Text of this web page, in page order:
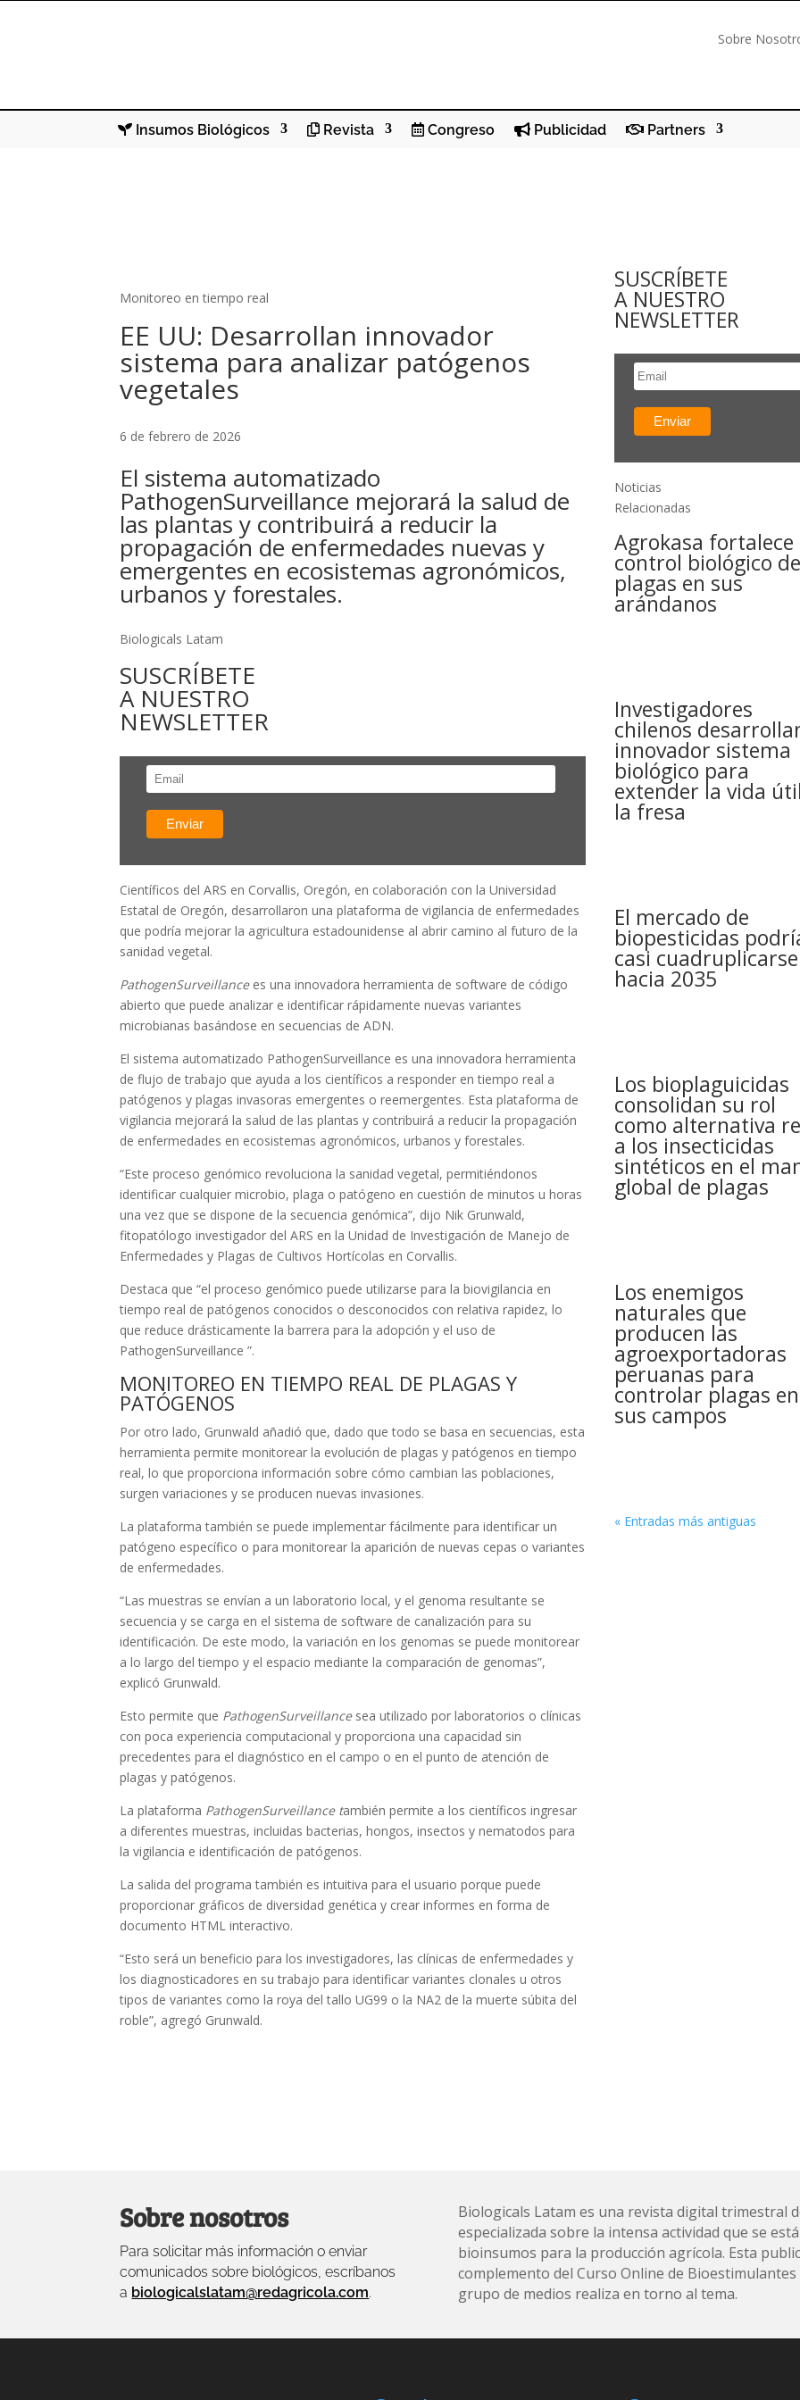
Sobre
Insumos Biológicos Revista Congreso Publicidad Partners
Monitoreo en tiempo real
EE UU: Desarrollan innovador
sistema para analizar patógenos
vegetales
6 de febrero de 2026
El sistema automatizado
PathogenSurveillance mejorará la salud de
las plantas y contribuirá a reducir la
propagación de enfermedades nuevas y
emergentes en ecosistemas agronómicos,
urbanos y forestales.
Biologicals Latam
SUSCRÍBETE
A NUESTRO
NEWSLETTER
Científicos del ARS en Corvallis, Oregón, en colaboración con la Universidad
Estatal de Oregón, desarrollaron una plataforma de vigilancia de enfermedades
que podría mejorar la agricultura estadounidense al abrir camino al futuro de la
sanidad vegetal.
PathogenSurveillancees una innovadora herramienta de software de código
abierto que puede analizar e identificar rápidamente nuevas variantes
microbianas basándose en secuencias de ADN.
El sistema automatizado PathogenSurveillance es una innovadora herramienta
de flujo de trabajo que ayuda a los científicos a responder en tiempo real a
patógenos y plagas invasoras emergentes o reemergentes. Esta plataforma de
vigilancia mejorará la salud de las plantas y contribuirá a reducir la propagación
de enfermedades en ecosistemas agronómicos, urbanos y forestales.
“Este proceso genómico revoluciona la sanidad vegetal, permitiéndonos
identificar cualquier microbio, plaga o patógeno en cuestión de minutos u horas
una vez que se dispone de la secuencia genómica”, dijo Nik Grunwald,
fitopatólogo investigador del ARS en la Unidad de Investigación de Manejo de
Enfermedades y Plagas de Cultivos Hortícolas en Corvallis.
Destaca que “el proceso genómico puede utilizarse para la biovigilancia en
tiempo real de patógenos conocidos o desconocidos con relativa rapidez, lo
que reduce drásticamente la barrera para la adopción y el uso de
PathogenSurveillance ”.
MONITOREO EN TIEMPO REAL DE PLAGAS Y
PATÓGENOS
Por otro lado, Grunwald añadió que, dado que todo se basa en secuencias, esta
herramienta permite monitorear la evolución de plagas y patógenos en tiempo
real, lo que proporciona información sobre cómo cambian las poblaciones,
surgen variaciones y se producen nuevas invasiones.
La plataforma también se puede implementar fácilmente para identificar un
patógeno específico o para monitorear la aparición de nuevas cepas o variantes
de enfermedades.
“Las muestras se envían a un laboratorio local, y el genoma resultante se
secuencia y se carga en el sistema de software de canalización para su
identificación. De este modo, la variación en los genomas se puede monitorear
a lo largo del tiempo y el espacio mediante la comparación de genomas”,
explicó Grunwald.
Esto permite que PathogenSurveillancesea utilizado por laboratorios o clínicas
con poca experiencia computacional y proporciona una capacidad sin
precedentes para el diagnóstico en el campo o en el punto de atención de
plagas y patógenos.
La plataforma PathogenSurveillance también permite a los científicos ingresar
a diferentes muestras, incluidas bacterias, hongos, insectos y nematodos para
la vigilancia e identificación de patógenos.
La salida del programa también es intuitiva para el usuario porque puede
proporcionar gráficos de diversidad genética y crear informes en forma de
documento HTML interactivo.
“Esto será un beneficio para los investigadores, las clínicas de enfermedades y
los diagnosticadores en su trabajo para identificar variantes clonales u otros
tipos de variantes como la roya del tallo UG99 o la NA2 de la muerte súbita del
roble”, agregó Grunwald.
SUSCRÍBETE
A NUESTRO
NEWSLETTER
Noticias
Relacionadas
Agrokasa fortalece
control biológico de
plagas en sus
arándanos
Investigadores
chilenos
innovador sistema
biológico para
extender la vida
la fresa
El mercado de
biopesticidas
casi cuadruplicarse
hacia 2035
Los bioplaguicidas
consolidan su rol
como alternativa
a los insecticidas
sintéticos en el
global de plagas
Los enemigos
naturales que
producen las
agroexportadoras
peruanas para
controlar plagas en
sus campos
« Entradas más antiguas
Sobre nosotros
Para solicitar más información o enviar
comunicados sobre biológicos, escríbanos
a biologicalslatam@redagricola.com.
Biologicals Latam es una revista digital trimestral
especializada sobre la intensa actividad que se
bioinsumos para la producción agrícola. Esta
complemento del Curso Online de
grupo de medios realiza en torno al tema.